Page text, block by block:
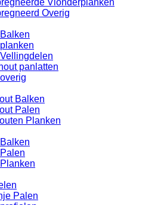
Overig
panlatten
Balken
Palen
Planken
Palen